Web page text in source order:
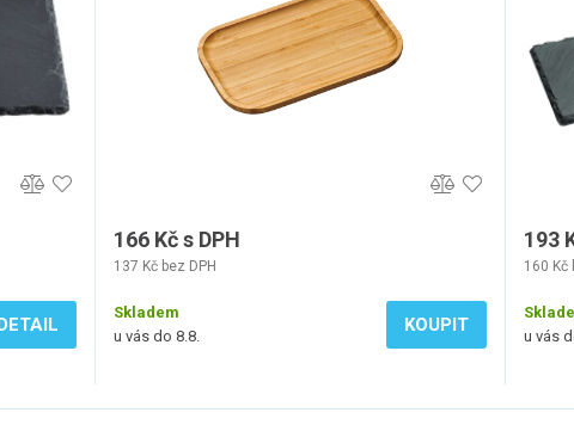
166 Kč s DPH
137 Kč bez DPH
Skladem
u vás do 8.8.
KOUPIT
193
160 Kč
u vás